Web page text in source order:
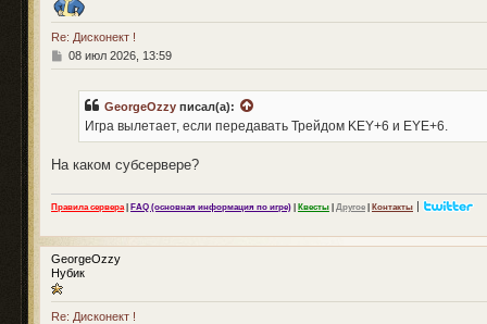
Re: Дисконект !
С
о
е
08 июл 2026, 13:59
GeorgeOzzy писал(а):
Игра вылетает, если передавать Трейдом KEY+6 и EYE+6.
На каком субсервере?
Правила сервера | FAQ (основная информация по игре) | Квесты | Другое | Контакты |
GeorgeOzzy
Нубик
Re: Дисконект !